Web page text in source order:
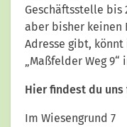
Geschäftsstelle bis
aber bisher keinen
Adresse gibt,
„Maßfelder Weg
Hier findest du
Im Wiesengrund 7